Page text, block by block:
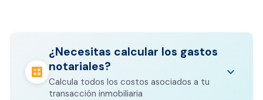
calculate
¿Necesitas calcular los gastos
notariales?
Calcula todos los costos asociados a tu
transacción inmobiliaria
keyboard_arrow_down